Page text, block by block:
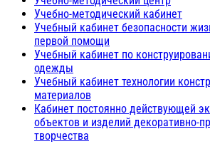
Учебно-методический кабинет
Учебный кабинет безопасности
первой помощи
Учебный кабинет по
одежды
Учебный кабинет технологии
материалов
Кабинет постоянно действующей
объектов и изделий декоративно-
творчества